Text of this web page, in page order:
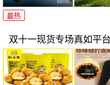
最热
双十一现货专场真如平